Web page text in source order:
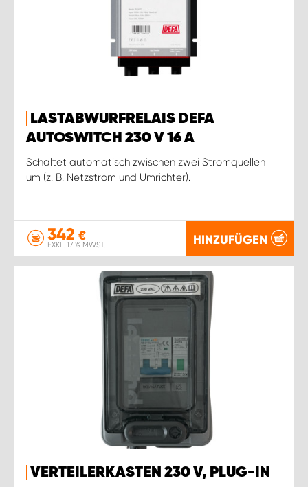
LASTABWURFRELAIS DEFA
AUTOSWITCH 230 V 16 A
Schaltet automatisch zwischen zwei Stromquellen
um (z. B. Netzstrom und Umrichter).
342 €
EXKL. 17 % MWST. HINZUFÜGEN
VERTEILERKASTEN 230 V, PLUG-IN